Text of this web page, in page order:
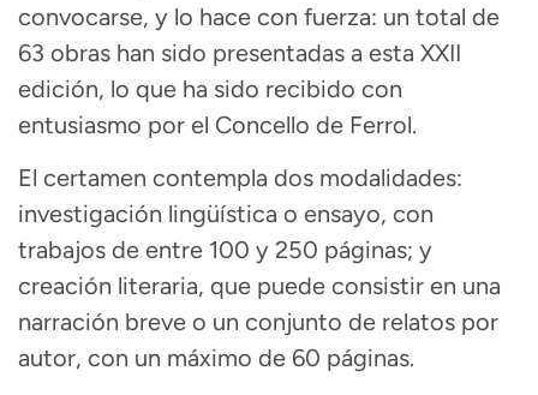
convocarse, y lo hace con fuerza: un total de
63 obras han sido presentadas a esta XXII
edición, lo que ha sido recibido con
entusiasmo por el Concello de Ferrol.
El certamen contempla dos modalidades:
investigación lingüística o ensayo, con
trabajos de entre 100 y 250 páginas; y
creación literaria, que puede consistir en una
narración breve o un conjunto de relatos por
autor, con un máximo de 60 páginas.